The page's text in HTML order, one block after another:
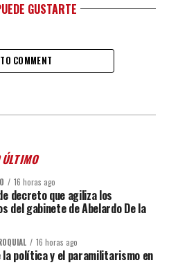
GUSTARTE
COMMENT
ÚLTIMO
16 horas ago
decreto que agiliza los
del gabinete de Abelardo De la
16 horas ago
la política y el paramilitarismo en